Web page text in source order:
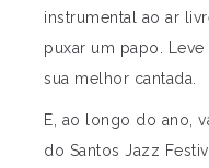
instrumental ao ar
puxar um papo.
sua melhor cantada.
E, ao longo do ano,
do Santos Jazz